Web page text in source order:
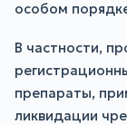
особом
В частности,
препараты,
ликвидации